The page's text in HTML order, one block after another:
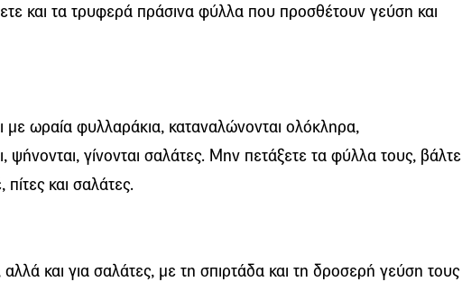
και τα τρυφερά πράσινα φύλλα που προσθέτουν γεύση και
με ωραία φυλλαράκια, καταναλώνονται ολόκληρα,
ψήνονται, γίνονται σαλάτες. Μην πετάξετε τα φύλλα τους, βάλτε
και σαλάτες.
αλλά και για σαλάτες, με τη σπιρτάδα και τη δροσερή γεύση τους